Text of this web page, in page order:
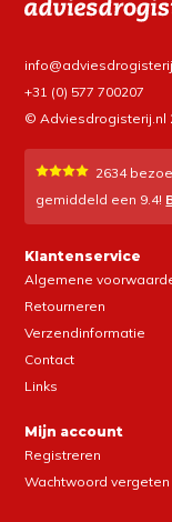
+31 (0) 577 700207
© Adviesdrogisterij.nl
2634
gemiddeld een 9.4!
Klantenservice
Algemene
Retourneren
Verzendinformatie
Contact
Links
Mijn account
Registreren
Wachtwoord vergeten